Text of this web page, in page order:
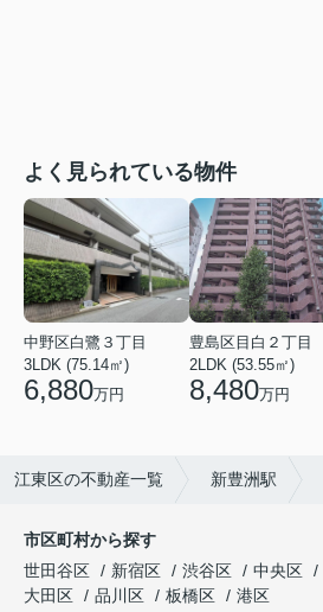
よく見られている物件
中野区白鷺３丁目
3LDK (75.14㎡)
6,880万円
豊島区目白２丁目
2LDK (53.55㎡)
8,480万円
江東区の不動産一覧 新豊洲駅
市区町村から探す
世田谷区
新宿区 渋谷区 中央区
大田区
品川区 板橋区
港区